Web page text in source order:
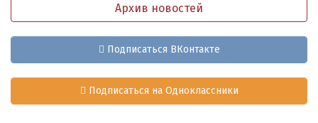
Архив новостей
Подписаться ВКонтакте
Подписаться на Одноклассники